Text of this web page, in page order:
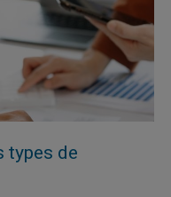
types de